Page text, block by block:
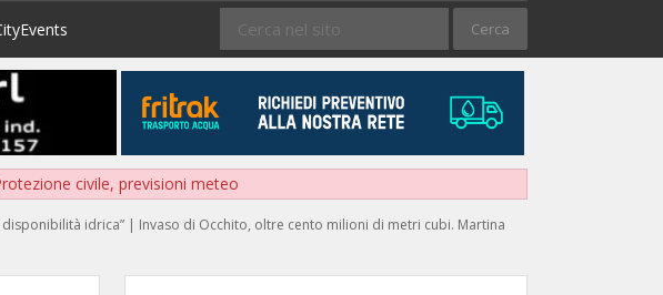
civile, previsioni meteo
idrica” | Invaso di Occhito, oltre cento milioni di metri cubi. Martina